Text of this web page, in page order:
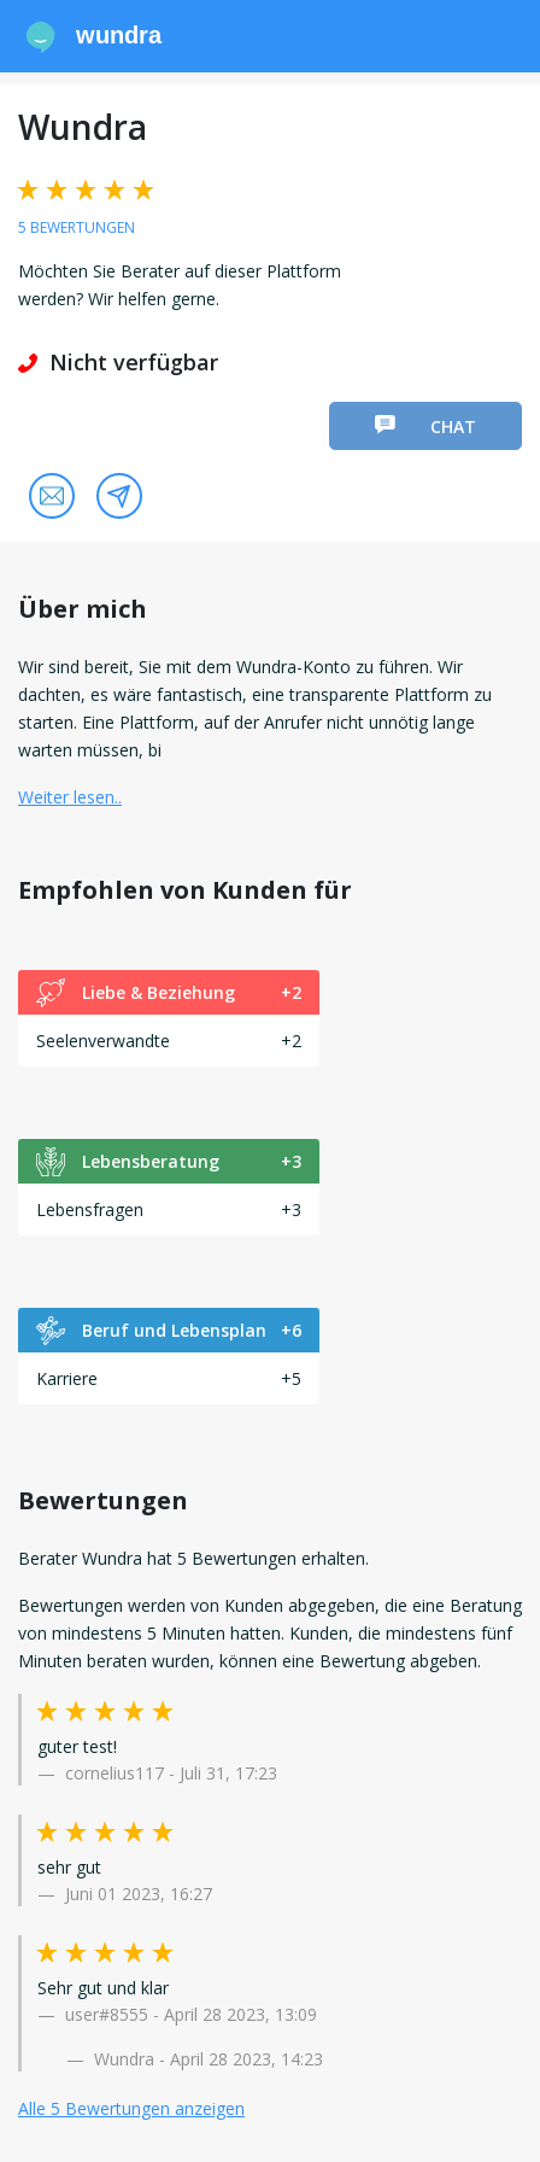
wundra
Wundra
5 BEWERTUNGEN
Möchten Sie Berater auf dieser Plattform
werden? Wir helfen gerne.
Nicht verfügbar
CHAT
Über mich
Wir sind bereit, Sie mit dem Wundra-Konto zu führen. Wir
dachten, es wäre fantastisch, eine transparente Plattform zu
starten. Eine Plattform, auf der Anrufer nicht unnötig lange
warten müssen, bi
Weiter lesen..
Empfohlen von Kunden für
Liebe & Beziehung +2
Seelenverwandte +2
Lebensberatung +3
Lebensfragen +3
Beruf und Lebensplan +6
Karriere +5
Bewertungen
Berater Wundra hat 5 Bewertungen erhalten.
Bewertungen werden von Kunden abgegeben, die eine Beratung
von mindestens 5 Minuten hatten. Kunden, die mindestens fünf
Minuten beraten wurden, können eine Bewertung abgeben.
guter test!
cornelius117 - Juli 31, 17:23
sehr gut
Juni 01 2023, 16:27
Sehr gut und klar
user#8555 - April 28 2023, 13:09
Wundra - April 28 2023, 14:23
Alle 5 Bewertungen anzeigen